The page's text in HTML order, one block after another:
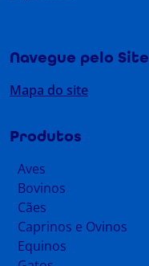
Navegue pelo Site
Mapa do site
Produtos
Aves
Bovinos
Cães
Caprinos e Ovinos
Equinos